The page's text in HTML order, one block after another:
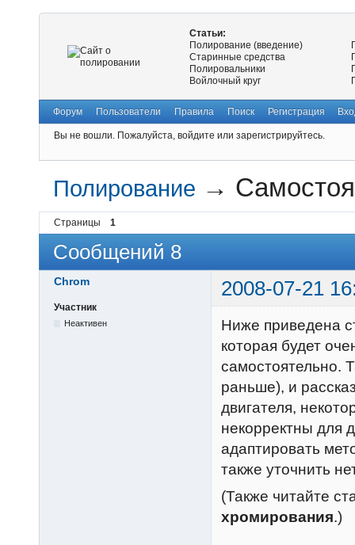
Статьи:
Полирование (введение)
Старинные средства
Полировальники
Войлочный круг
Форум Пользователи Правила Поиск Регистрация
Вы не вошли. Пожалуйста, войдите или зарегистрируйтесь.
Полирование →
Страницы 1
Сообщений 8
Chrom 2008-07-21
Участник
Неактивен
Ниже приведена
которая будет
самостоятельно.
раньше), и
двигателя,
некорректны для
адаптировать
также уточнить
(Также читайте
хромирования.)